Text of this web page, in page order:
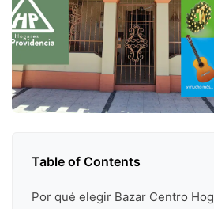
Table of Contents
Por qué elegir Bazar Centro